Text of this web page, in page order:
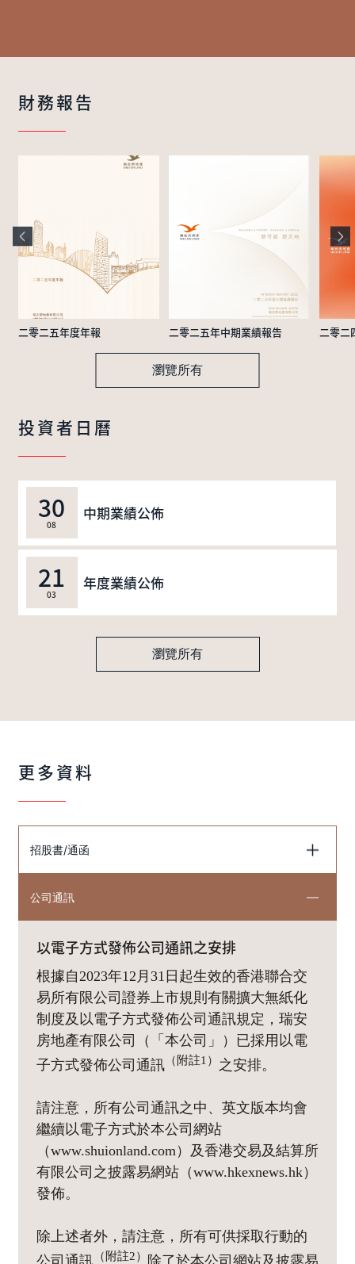
財務報告
二零二五年度年報 二零二五年中期業績報告 二零二
瀏覽所有
投資者日曆
30
08
中期業績公佈
21
03
年度業績公佈
瀏覽所有
更多資料
招股書/通函
公司通訊
以電子方式發佈公司通訊之安排
根據自2023年12月31日起生效的香港聯合交
易所有限公司證券上市規則有關擴大無紙化
制度及以電子方式發佈公司通訊規定，瑞安
房地產有限公司（「本公司」）已採用以電
子方式發佈公司通訊 （附註1） 之安排。
請注意，所有公司通訊之中、英文版本均會
繼續以電子方式於本公司網站
（www.shuionland.com）及香港交易及結算所
有限公司之披露易網站（www.hkexnews.hk）
發佈。
除上述者外，請注意，所有可供採取行動的
（附註2）